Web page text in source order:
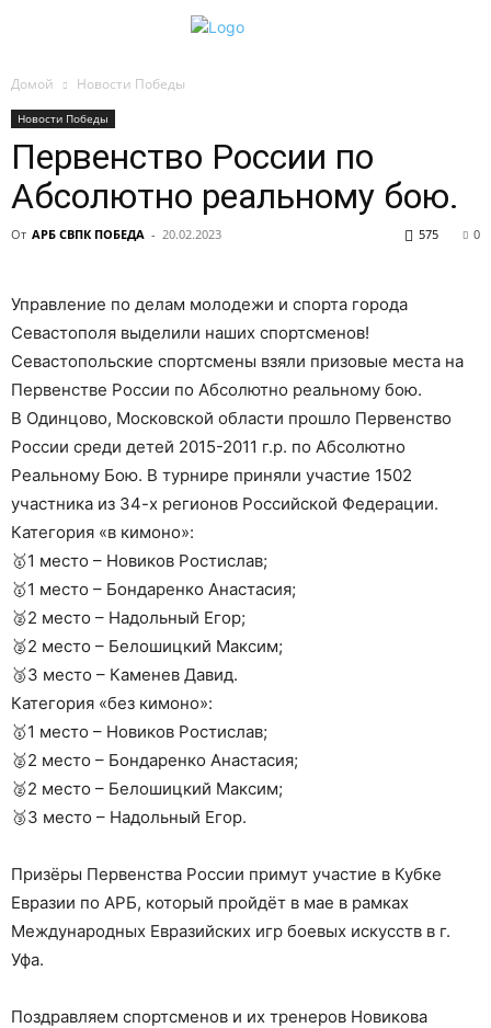
Домой Новости Победы
Новости Победы
Первенство России по
Абсолютно реальному бою.
От АРБ СВПК ПОБЕДА - 20.02.2023 0
575
Управление по делам молодежи и спорта города
Севастополя выделили наших спортсменов!
Севастопольские спортсмены взяли призовые места на
Первенстве России по Абсолютно реальному бою.
В Одинцово, Московской области прошло Первенство
России среди детей 2015-2011 г.р. по Абсолютно
Реальному Бою. В турнире приняли участие 1502
участника из 34-х регионов Российской Федерации.
Категория «в кимоно»:
🥇1 место – Новиков Ростислав;
🥇1 место – Бондаренко Анастасия;
🥈2 место – Надольный Егор;
🥈2 место – Белошицкий Максим;
🥉3 место – Каменев Давид.
Категория «без кимоно»:
🥇1 место – Новиков Ростислав;
🥈2 место – Бондаренко Анастасия;
🥈2 место – Белошицкий Максим;
🥉3 место – Надольный Егор.
Призёры Первенства России примут участие в Кубке
Евразии по АРБ, который пройдёт в мае в рамках
Международных Евразийских игр боевых искусств в г.
Уфа.
Поздравляем спортсменов и их тренеров Новикова